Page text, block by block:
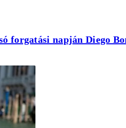
forgatási napján Diego